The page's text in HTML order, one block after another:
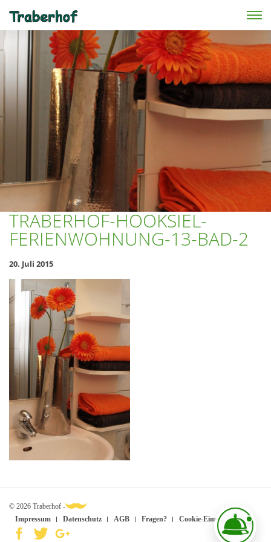
Skip to main content
TRABERHOF-HOOKSIEL-
FERIENWOHNUNG-13-BAD-2
20. Juli 2015
© 2026 Traberhof -
Impressum
Datenschutz AGB Fragen? Cookie-Einstellungen